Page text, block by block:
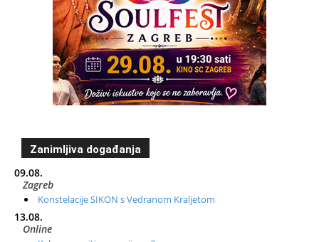
Zanimljiva događanja
09.08.
Zagreb
Konstelacije SIKON s Vedranom Kraljetom
13.08.
Online